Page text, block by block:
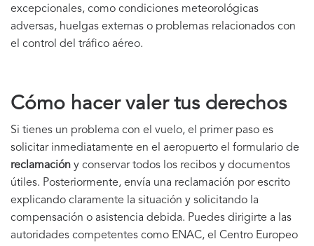
excepcionales, como condiciones meteorológicas
adversas, huelgas externas o problemas relacionados con
el control del tráfico aéreo.
Cómo hacer valer tus derechos
Si tienes un problema con el vuelo, el primer paso es
solicitar inmediatamente en el aeropuerto el formulario de
reclamación y conservar todos los recibos y documentos
útiles. Posteriormente, envía una reclamación por escrito
explicando claramente la situación y solicitando la
compensación o asistencia debida. Puedes dirigirte a las
autoridades competentes como ENAC, el Centro Europeo